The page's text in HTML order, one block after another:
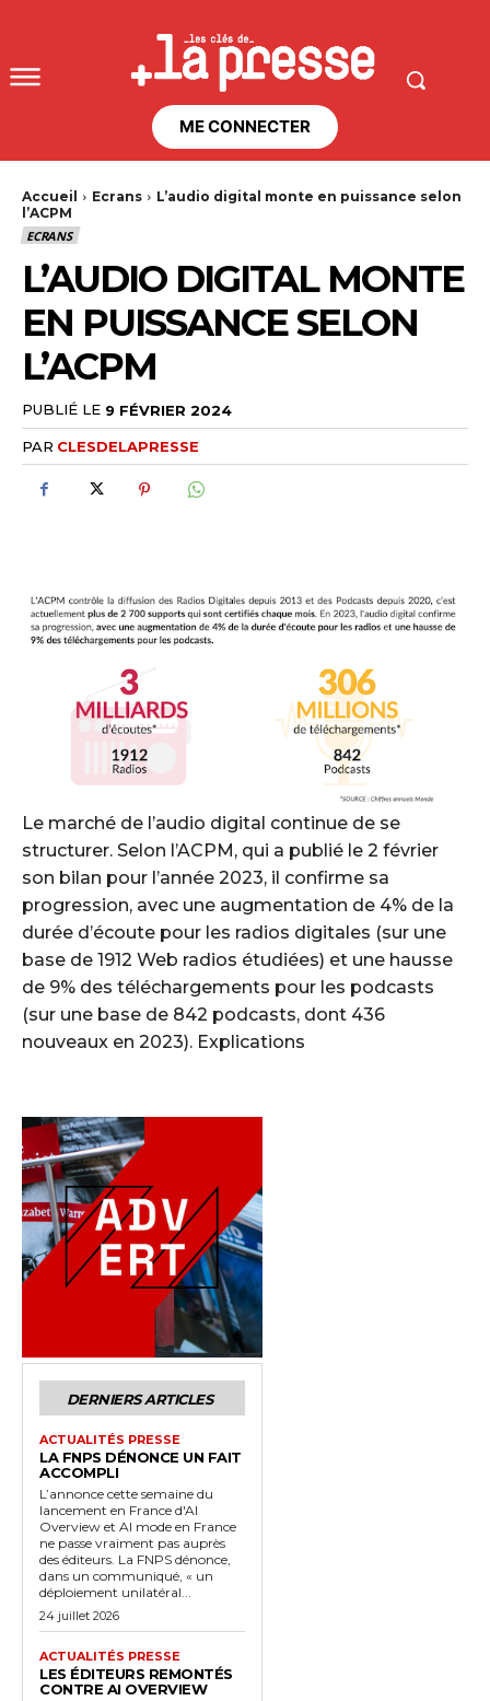
ME CONNECTER
Accueil Ecrans
L’audio digital monte en puissance selon
l’ACPM
ECRANS
L’AUDIO DIGITAL MONTE
EN PUISSANCE SELON
L’ACPM
PUBLIÉ LE 9 FÉVRIER 2024
PAR CLESDELAPRESSE
Le marché de l’audio digital continue de se
structurer. Selon l’ACPM, qui a publié le 2 février
son bilan pour l’année 2023, il confirme sa
progression, avec une augmentation de 4% de la
durée d’écoute pour les radios digitales (sur une
base de 1912 Web radios étudiées) et une hausse
de 9% des téléchargements pour les podcasts
(sur une base de 842 podcasts, dont 436
nouveaux en 2023). Explications
DERNIERS ARTICLES
ACTUALITÉS PRESSE
LA FNPS DÉNONCE UN FAIT
ACCOMPLI
L’annonce cette semaine du
lancement en France d'AI
Overview et AI mode en France
ne passe vraiment pas auprès
des éditeurs. La FNPS dénonce,
dans un communiqué, « un
déploiement unilatéral...
24 juillet 2026
ACTUALITÉS PRESSE
LES ÉDITEURS REMONTÉS
CONTRE AI OVERVIEW